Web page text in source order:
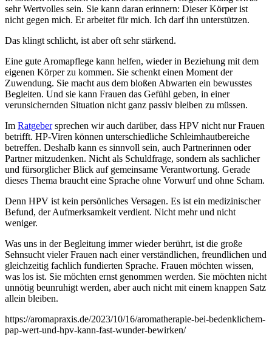
sehr Wertvolles sein. Sie kann daran erinnern: Dieser Körper ist
nicht gegen mich. Er arbeitet für mich. Ich darf ihn unterstützen.
Das klingt schlicht, ist aber oft sehr stärkend.
Eine gute Aromapflege kann helfen, wieder in Beziehung mit dem
eigenen Körper zu kommen. Sie schenkt einen Moment der
Zuwendung. Sie macht aus dem bloßen Abwarten ein bewusstes
Begleiten. Und sie kann Frauen das Gefühl geben, in einer
verunsichernden Situation nicht ganz passiv bleiben zu müssen.
Im Ratgebersprechen wir auch darüber, dass HPV nicht nur Frauen
betrifft. HP-Viren können unterschiedliche Schleimhautbereiche
betreffen. Deshalb kann es sinnvoll sein, auch Partnerinnen oder
Partner mitzudenken. Nicht als Schuldfrage, sondern als sachlicher
und fürsorglicher Blick auf gemeinsame Verantwortung. Gerade
dieses Thema braucht eine Sprache ohne Vorwurf und ohne Scham.
Denn HPV ist kein persönliches Versagen. Es ist ein medizinischer
Befund, der Aufmerksamkeit verdient. Nicht mehr und nicht
weniger.
Was uns in der Begleitung immer wieder berührt, ist die große
Sehnsucht vieler Frauen nach einer verständlichen, freundlichen und
gleichzeitig fachlich fundierten Sprache. Frauen möchten wissen,
was los ist. Sie möchten ernst genommen werden. Sie möchten nicht
unnötig beunruhigt werden, aber auch nicht mit einem knappen Satz
allein bleiben.
https://aromapraxis.de/2023/10/16/aromatherapie-bei-bedenklichem-
pap-wert-und-hpv-kann-fast-wunder-bewirken/